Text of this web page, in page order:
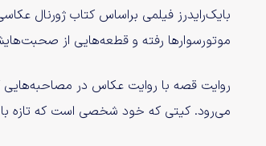
بایک‌رایدرز فیلمی براساس کتاب ژورنال
موتورسوار‌ها رفته و قطعه‌هایی از
روایت قصه با روایت عکاس در مصاحبه‌هایی
می‌رود. کیتی که خود شخصی است که تازه‌ با